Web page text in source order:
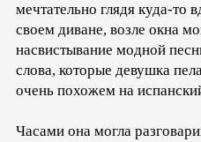
мечтательно глядя куда-то
своем диване, возле окна
насвистывание модной
слова, которые девушка
очень похожем на
Часами она могла